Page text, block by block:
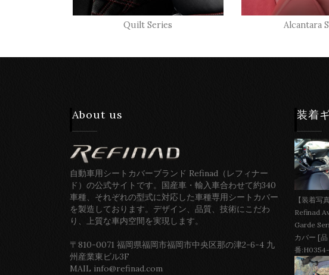
Quilt Series Alcantara
About us
自動車用シートカバーブランド Refinad（レフィナー
ド）の公式サイトです。国産車・輸入車合わせて約340
車種、それぞれの型式に対応した車種専用シートカバー
を製造しております。デザイン、品質、技術にこだわ
り、上質な車内空間を実現します。
〒810-0071 福岡県福岡市福岡市中央区那の津2-6-4 九
州産業東ビル3F
MAIL info@refinad.com
装着
【装着写
Refinad
Garde
カバー [品
番